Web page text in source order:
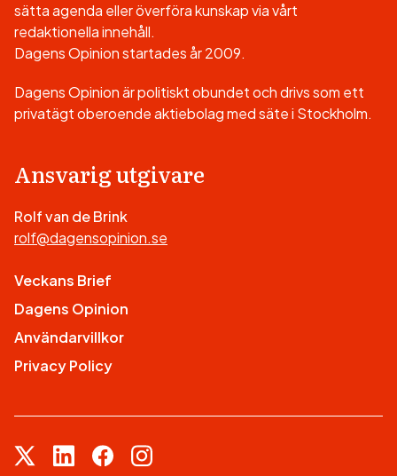
sätta agenda eller överföra kunskap via vårt
redaktionella innehåll.
Dagens Opinion startades år 2009.
Dagens Opinion är politiskt obundet och drivs som ett
privatägt oberoende aktiebolag med säte i Stockholm.
Ansvarig utgivare
Rolf van de Brink
rolf@dagensopinion.se
Veckans Brief
Dagens Opinion
Användarvillkor
Privacy Policy